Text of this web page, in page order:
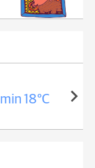
min 18°C